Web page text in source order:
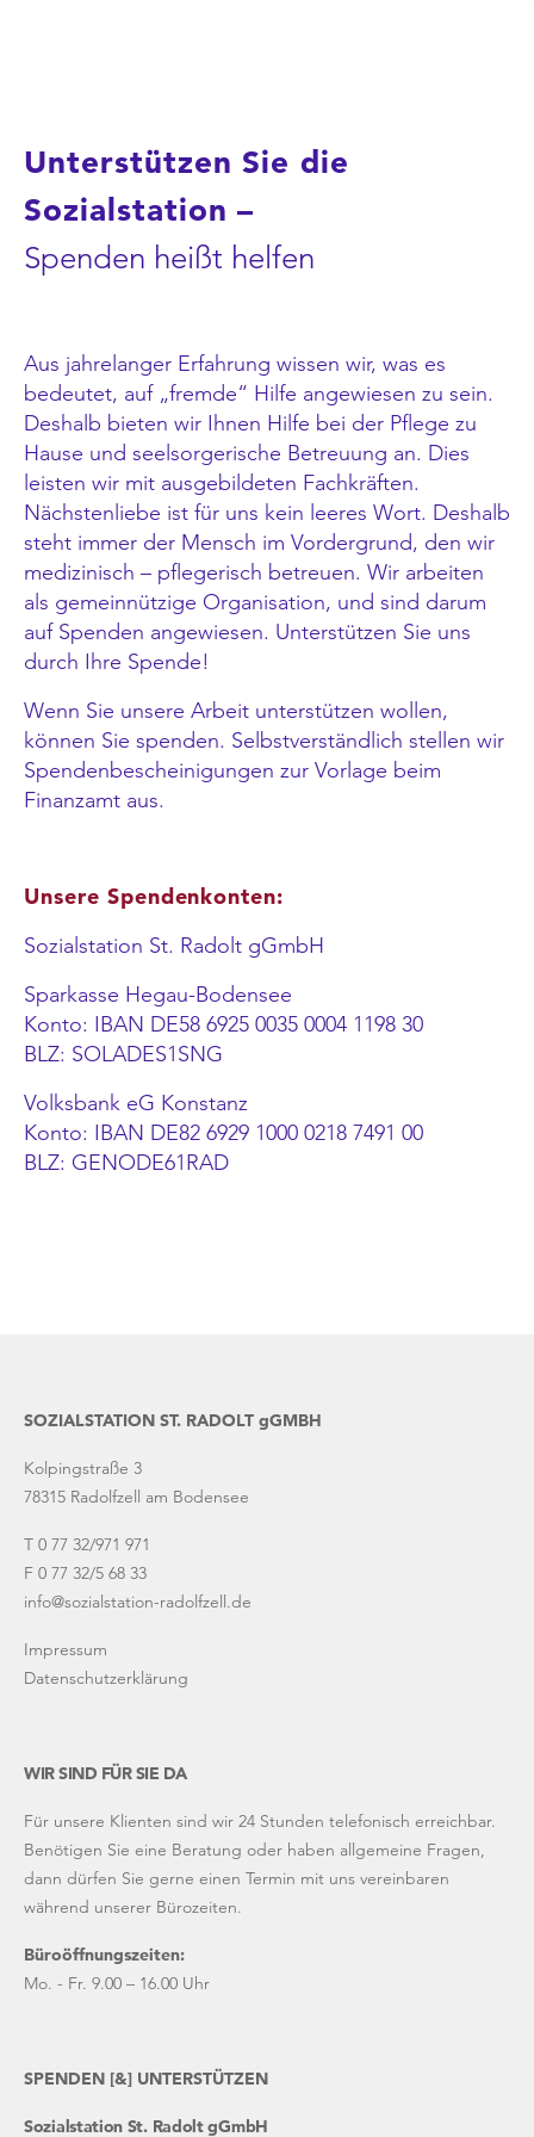
Unterstützen Sie die
Sozialstation –
Spenden heißt helfen
Aus jahrelanger Erfahrung wissen wir, was es
bedeutet, auf „fremde“ Hilfe angewiesen zu sein.
Deshalb bieten wir Ihnen Hilfe bei der Pflege zu
Hause und seelsorgerische Betreuung an. Dies
leisten wir mit ausgebildeten Fachkräften.
Nächstenliebe ist für uns kein leeres Wort. Deshalb
steht immer der Mensch im Vordergrund, den wir
medizinisch – pflegerisch betreuen. Wir arbeiten
als gemeinnützige Organisation, und sind darum
auf Spenden angewiesen. Unterstützen Sie uns
durch Ihre Spende!
Wenn Sie unsere Arbeit unterstützen wollen,
können Sie spenden. Selbstverständlich stellen wir
Spendenbescheinigungen zur Vorlage beim
Finanzamt aus.
Unsere Spendenkonten:
Sozialstation St. Radolt gGmbH
Sparkasse Hegau-Bodensee
Konto: IBAN DE58 6925 0035 0004 1198 30
BLZ: SOLADES1SNG
Volksbank eG Konstanz
Konto: IBAN DE82 6929 1000 0218 7491 00
BLZ: GENODE61RAD
SOZIALSTATION ST. RADOLT gGMBH
Kolpingstraße 3
78315 Radolfzell am Bodensee
T 0 77 32/971 971
F 0 77 32/5 68 33
info@sozialstation-radolfzell.de
Impressum
Datenschutzerklärung
WIR SIND FÜR SIE DA
Für unsere Klienten sind wir 24 Stunden telefonisch erreichbar.
Benötigen Sie eine Beratung oder haben allgemeine Fragen,
dann dürfen Sie gerne einen Termin mit uns vereinbaren
während unserer Bürozeiten.
Büroöffnungszeiten:
Mo. - Fr. 9.00 – 16.00 Uhr
SPENDEN [&] UNTERSTÜTZEN
Sozialstation St. Radolt gGmbH